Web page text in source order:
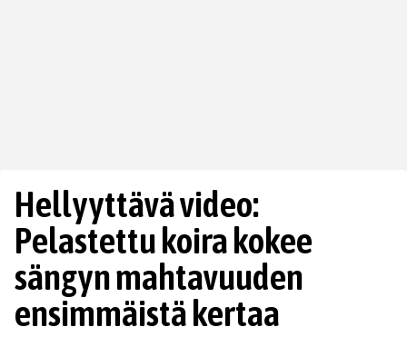
Hellyyttävä video:
Pelastettu koira kokee
sängyn mahtavuuden
ensimmäistä kertaa